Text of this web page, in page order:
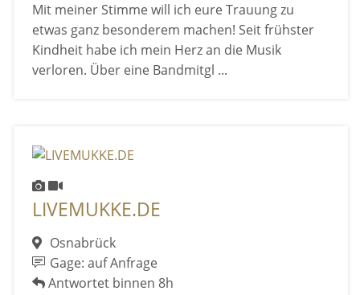
Mit meiner Stimme will ich eure Trauung zu
etwas ganz besonderem machen! Seit frühster
Kindheit habe ich mein Herz an die Musik
verloren. Über eine Bandmitgl ...
LIVEMUKKE.DE
Osnabrück
Gage: auf Anfrage
Antwortet binnen 8h